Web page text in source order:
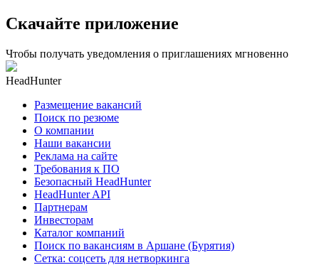
Скачайте приложение
Чтобы получать уведомления о приглашениях мгновенно
HeadHunter
Размещение вакансий
Поиск по резюме
О компании
Наши вакансии
Реклама на сайте
Требования к ПО
Безопасный HeadHunter
HeadHunter API
Партнерам
Инвесторам
Каталог компаний
Поиск по вакансиям в Аршане (Бурятия)
Сетка: соцсеть для нетворкинга